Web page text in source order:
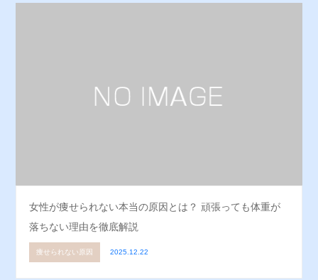
女性が痩せられない本当の原因とは？ 頑張っても体重が
落ちない理由を徹底解説
痩せられない原因 2025.12.22